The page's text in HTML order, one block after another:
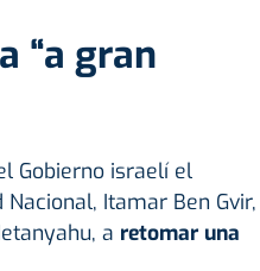
“a gran
Gobierno israelí el
Itamar Ben Gvir,
a retomar una